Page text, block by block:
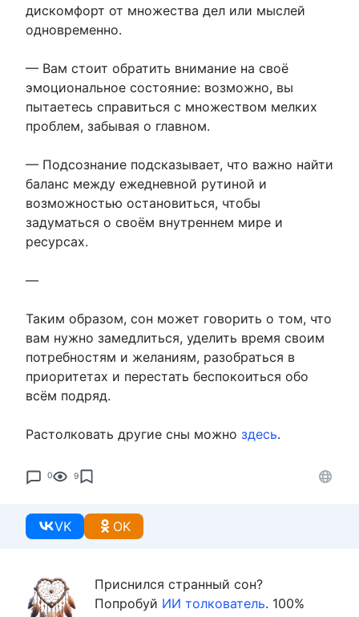
дискомфорт от множества дел или мыслей
одновременно.
— Вам стоит обратить внимание на своё
эмоциональное состояние: возможно, вы
пытаетесь справиться с множеством мелких
проблем, забывая о главном.
— Подсознание подсказывает, что важно найти
баланс между ежедневной рутиной и
возможностью остановиться, чтобы
задуматься о своём внутреннем мире и
ресурсах.
—
Таким образом, сон может говорить о том, что
вам нужно замедлиться, уделить время своим
потребностям и желаниям, разобраться в
приоритетах и перестать беспокоиться обо
всём подряд.
Растолковать другие сны можно здесь.
0 9
VK OK
Приснился странный сон?
Попробуй ИИ толкователь. 100%